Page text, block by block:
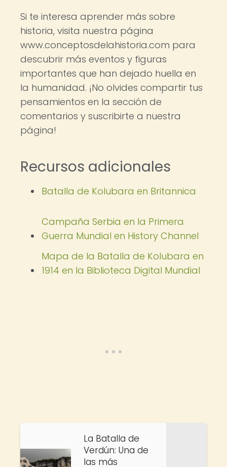
Si te interesa aprender más sobre
historia, visita nuestra página
www.conceptosdelahistoria.com para
descubrir más eventos y figuras
importantes que han dejado huella en
la humanidad. ¡No olvides compartir tus
pensamientos en la sección de
comentarios y suscribirte a nuestra
página!
Recursos adicionales
Batalla de Kolubara en Britannica
Campaña Serbia en la Primera
Guerra Mundial en History Channel
Mapa de la Batalla de Kolubara en
1914 en la Biblioteca Digital Mundial
La Batalla de
Verdún: Una de
las más